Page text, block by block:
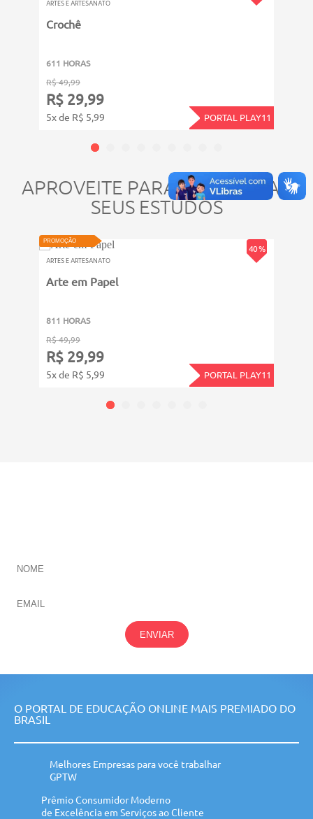
ARTES E ARTESANATO
Crochê
611 HORAS
R$ 49,99
R$ 29,99
5x de R$ 5,99 PORTAL PLAY11
APROVEITE PARA COMPLETAR
SEUS ESTUDOS
40 %
PROMOÇÃO
ARTES E ARTESANATO
Arte em Papel
811 HORAS
R$ 49,99
R$ 29,99
5x de R$ 5,99 PORTAL PLAY11
ENVIAR
O PORTAL DE EDUCAÇÃO ONLINE MAIS PREMIADO DO
BRASIL
Melhores Empresas para você trabalhar
GPTW
Prêmio Consumidor Moderno
de Excelência em Serviços ao Cliente